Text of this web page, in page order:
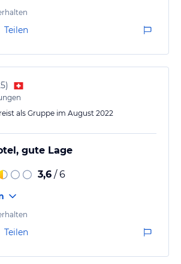
Teilen
)
als Gruppe im August 2022
gute Lage
3,6 / 6
Teilen